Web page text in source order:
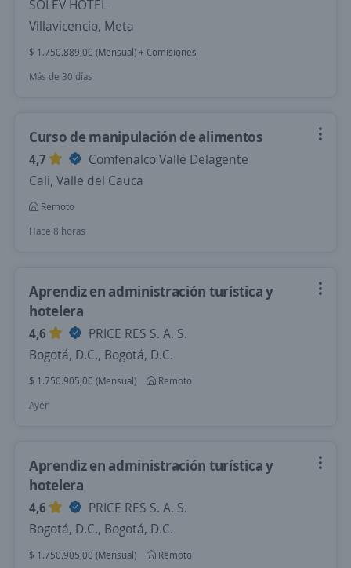
SOLEV HOTEL
Villavicencio, Meta
$ 1.750.889,00 (Mensual) + Comisiones
Más de 30 días
Curso de manipulación de alimentos
4,7
Comfenalco Valle Delagente
Cali, Valle del Cauca
Remoto
Hace 8 horas
Aprendiz en administración turística y
hotelera
4,6
PRICE RES S. A. S.
Bogotá, D.C., Bogotá, D.C.
$ 1.750.905,00 (Mensual)
Remoto
Ayer
Aprendiz en administración turística y
hotelera
4,6
PRICE RES S. A. S.
Bogotá, D.C., Bogotá, D.C.
$ 1.750.905,00 (Mensual)
Remoto